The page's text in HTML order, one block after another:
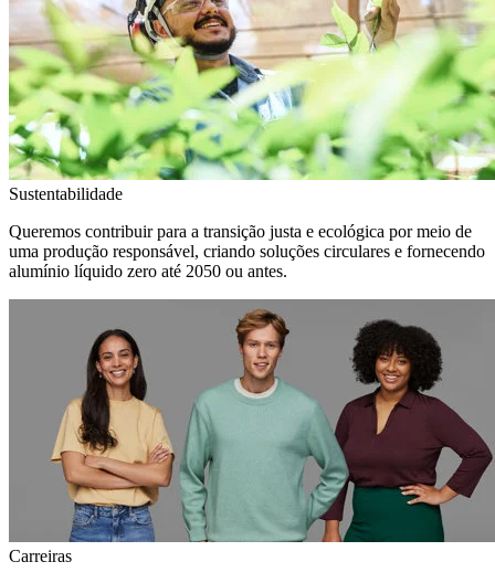
Sustentabilidade
Queremos contribuir para a transição justa e ecológica por meio de
uma produção responsável, criando soluções circulares e fornecendo
alumínio líquido zero até 2050 ou antes.
Carreiras